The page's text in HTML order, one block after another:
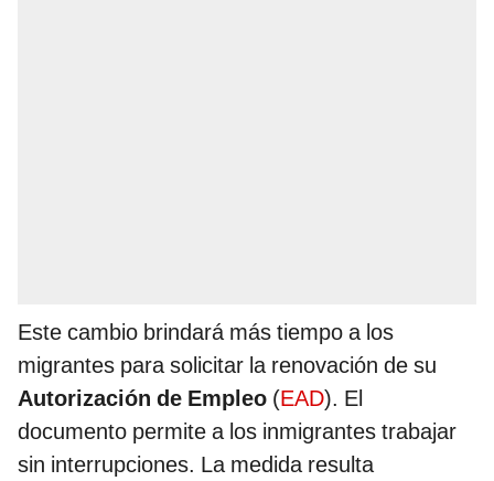
Este cambio brindará más tiempo a los
migrantes para solicitar la renovación de su
Autorización de Empleo (EAD). El
documento permite a los inmigrantes trabajar
sin interrupciones. La medida resulta